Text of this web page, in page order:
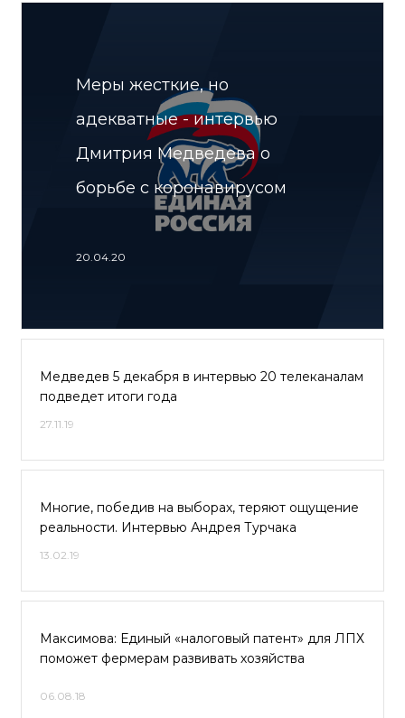
Меры жесткие, но
адекватные - интервью
Дмитрия Медведева о
борьбе с коронавирусом
20.04.20
Медведев 5 декабря в интервью 20 телеканалам
подведет итоги года
27.11.19
Многие, победив на выборах, теряют ощущение
реальности. Интервью Андрея Турчака
13.02.19
Максимова: Единый «налоговый патент» для ЛПХ
поможет фермерам развивать хозяйства
06.08.18